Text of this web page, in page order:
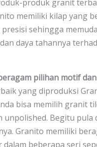
produk granit
memiliki kilap yang
sehingga
daya tahannya
pilihan motif
yang diproduksi
bisa memilih granit
unpolished. Begitu pula
Granito memiliki
beberapa seri